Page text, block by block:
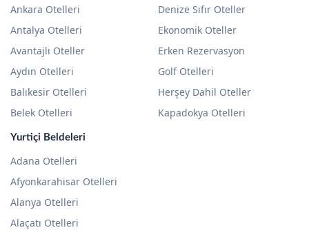
Ankara Otelleri
Antalya Otelleri
Avantajlı Oteller
Aydın Otelleri
Balıkesir Otelleri
Belek Otelleri
Denize Sıfır Oteller
Ekonomik Oteller
Erken Rezervasyon
Golf Otelleri
Herşey Dahil Oteller
Kapadokya Otelleri
Yurtiçi Beldeleri
Adana Otelleri
Afyonkarahisar Otelleri
Alanya Otelleri
Alaçatı Otelleri